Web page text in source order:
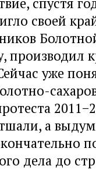
своей
производил
уже
а
дела до